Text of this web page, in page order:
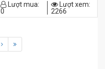
hãng như đã cam kết. Mọi công
trình chúng tôi luôn được đảm
của chúng tôi rất chuyên nghiệp,
có kinh nghiệm, làm việc cẩn
Lượt mua:
0
Lượt xem:
2266